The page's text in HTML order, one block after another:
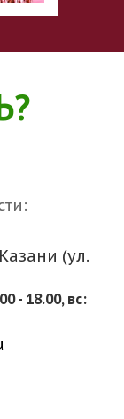
(ул.
- 18.00, вс: